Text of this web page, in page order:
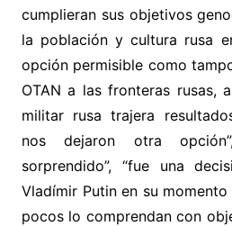
cumplieran sus objetivos
la población y cultura rusa
opción permisible como
OTAN a las fronteras rusas,
militar rusa trajera
nos dejaron otra
sorprendido”, “fue una
Vladímir Putin en su
pocos lo comprendan con